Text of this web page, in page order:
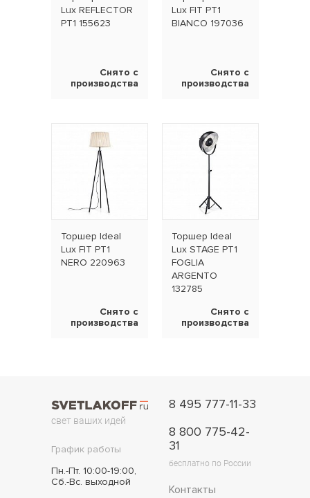
Lux REFLECTOR
PT1 155623
Снято с
производства
Lux FIT PT1
BIANCO 197036
Снято с
производства
Торшер Ideal
Lux FIT PT1
NERO 220963
Снято с
производства
Торшер Ideal
Lux STAGE PT1
FOGLIA
ARGENTO
132785
Снято с
производства
свет ваших идей
График работы
Пн.-Пт. 10:00-19:00,
Сб.-Вс. выходной
8 495 777-11-33
8 800 775-42-
31
бесплатно по России
Контакты